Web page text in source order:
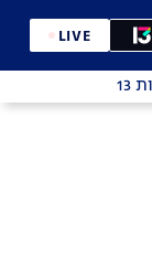
LIVE